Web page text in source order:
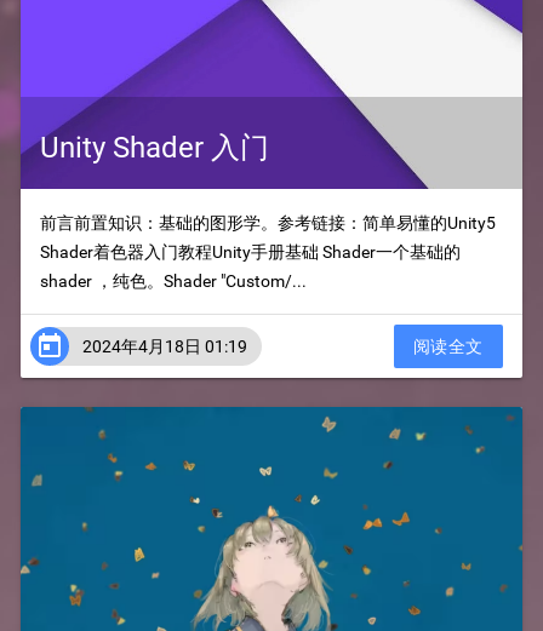
Unity Shader 入门
前言前置知识：基础的图形学。参考链接：简单易懂的Unity5
Shader着色器入门教程Unity手册基础 Shader一个基础的
shader ，纯色。Shader "Custom/...
 2024年4月18日 01:19 阅读全文